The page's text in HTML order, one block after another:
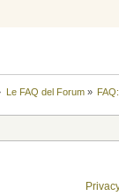
Le FAQ del Forum»